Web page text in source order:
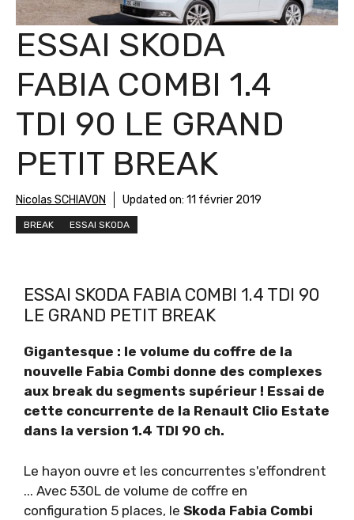
ESSAI SKODA
FABIA COMBI 1.4
TDI 90 LE GRAND
PETIT BREAK
Nicolas SCHIAVON Updated on: 11 février 2019
BREAK ESSAI SKODA
ESSAI SKODA FABIA COMBI 1.4 TDI 90
LE GRAND PETIT BREAK
Gigantesque : le volume du coffre de la
nouvelle Fabia Combi donne des complexes
aux break du segments supérieur ! Essai de
cette concurrente de la Renault Clio Estate
dans la version 1.4 TDI 90 ch.
Le hayon ouvre et les concurrentes s'effondrent
... Avec 530L de volume de coffre en
configuration 5 places, le Skoda Fabia Combi